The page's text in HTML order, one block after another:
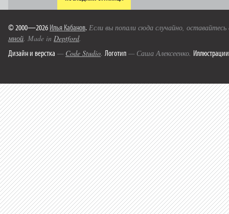
© 2000—2026 Илья Кабанов. Если вы попали сюда случайно,
мной. Made in Deptford.
Дизайн и верстка — Code Studio. Логотип — Саша Алексеенко. Иллюстрации